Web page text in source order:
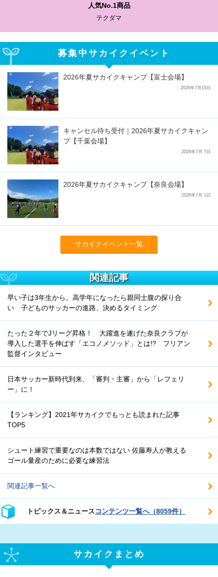
人気No.1商品
テクダマ
募集中サカイクイベント
2026年夏サカイクキャンプ【富士会場】
2026年7月15日
キャンセル待ち受付｜2026年夏サカイクキャン
プ【千葉会場】
2026年7月 7日
2026年夏サカイクキャンプ【奈良会場】
2026年7月 1日
サカイクイベント一覧
関連記事
早い子は3年生から。高学年になったら親同士腹の探り合
い 子どものサッカーの進路、決めるタイミング
たった２年でJリーグ昇格！ 大躍進を遂げた奈良クラブが
導入した選手を伸ばす「エコノメソッド」とは!? フリアン
監督インタビュー
日本サッカー新時代到来、「審判・主審」から「レフェリ
ー」に！
【ランキング】2021年サカイクでもっとも読まれた記事
TOP5
シュート練習で重要なのは本数ではない 佐藤寿人が教える
ゴール量産のために必要な練習法
関連記事一覧へ
トピックス＆ニュースコンテンツ一覧へ（8059件）
サカイクまとめ